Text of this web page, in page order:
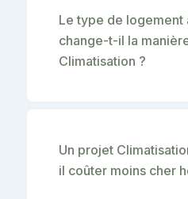
Le type de logement
change-t-il la
Climatisation ?
Un projet
il coûter moins cher